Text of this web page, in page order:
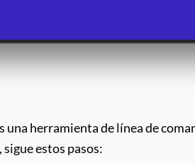
una herramienta de línea de
, sigue estos pasos: